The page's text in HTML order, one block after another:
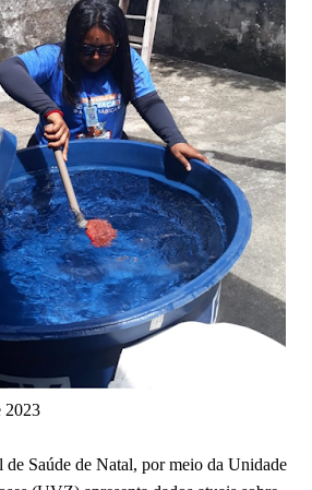
2023
Saúde de Natal, por meio da Unidade